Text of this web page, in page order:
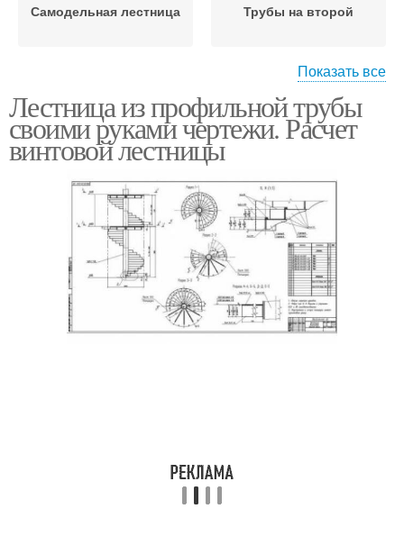
Самодельная лестница Трубы на второй
трубы
Показать все
Лестница из профильной трубы
своими руками чертежи. Расчет
винтовой лестницы